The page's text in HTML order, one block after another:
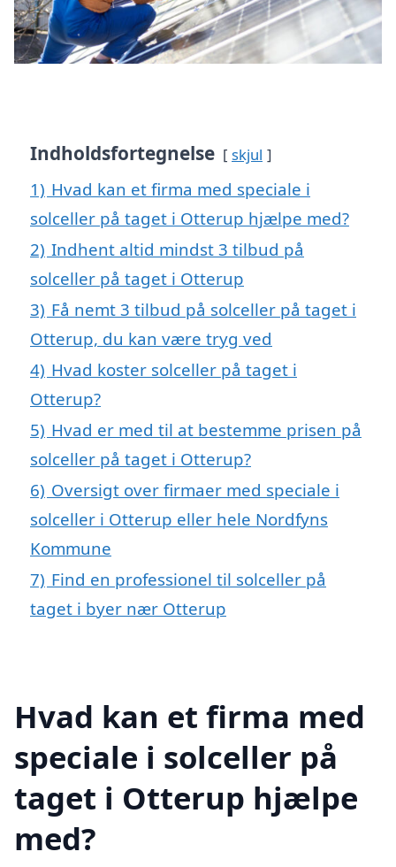
Indholdsfortegnelse skjul
1) Hvad kan et firma med speciale i
solceller på taget i Otterup hjælpe med?
2) Indhent altid mindst 3 tilbud på
solceller på taget i Otterup
3) Få nemt 3 tilbud på solceller på taget i
Otterup, du kan være tryg ved
4) Hvad koster solceller på taget i
Otterup?
5) Hvad er med til at bestemme prisen på
solceller på taget i Otterup?
6) Oversigt over firmaer med speciale i
solceller i Otterup eller hele Nordfyns
Kommune
7) Find en professionel til solceller på
taget i byer nær Otterup
Hvad kan et firma med
speciale i solceller på
taget i Otterup hjælpe
med?